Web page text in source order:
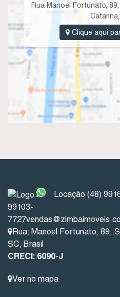
Rua Manoel Fortunato,
Clique aqui
Locação (48)
99103-
7727
Rua: Manoel Fortunato, 89,
SC, Brasil
CRECI: 6090-J
Ver no mapa